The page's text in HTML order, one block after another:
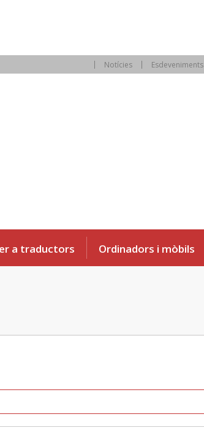
Notícies Esdeveniments
a traductors Ordinadors i mòbils